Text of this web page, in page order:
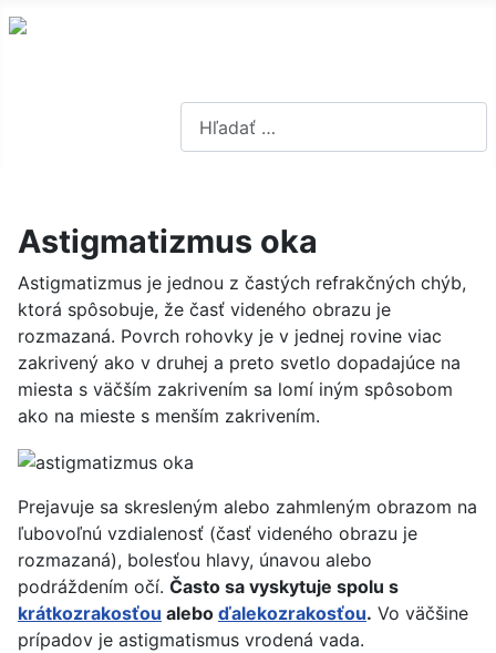
Hľadať...
Astigmatizmus oka
Astigmatizmus je jednou z častých refrakčných chýb,
ktorá spôsobuje, že časť videného obrazu je
rozmazaná. Povrch rohovky je v jednej rovine viac
zakrivený ako v druhej a preto svetlo dopadajúce na
miesta s väčším zakrivením sa lomí iným spôsobom
ako na mieste s menším zakrivením.
Prejavuje sa skresleným alebo zahmleným obrazom na
ľubovoľnú vzdialenosť (časť videného obrazu je
rozmazaná), bolesťou hlavy, únavou alebo
podráždením očí. Často sa vyskytuje spolu s
krátkozrakosťou alebo ďalekozrakosťou. Vo väčšine
prípadov je astigmatismus vrodená vada.